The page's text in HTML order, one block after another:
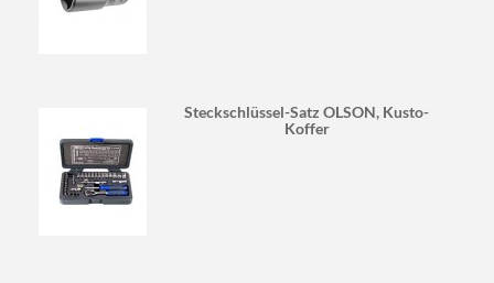
Steckschlüssel-Satz OLSON, Kusto-
Koffer